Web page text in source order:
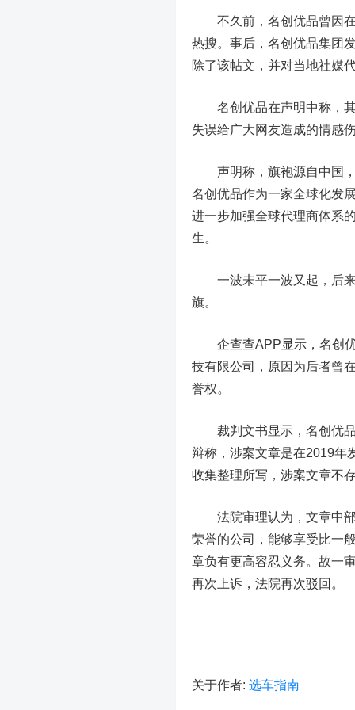
不久前，名创优品曾因在
热搜。事后，名创优品集团
除了该帖文，并对当地社媒
名创优品在声明中称，其
失误给广大网友造成的情感
声明称，旗袍源自中国，
名创优品作为一家全球化发
进一步加强全球代理商体系
生。
一波未平一波又起，后来
旗。
企查查APP显示，名创优
技有限公司，原因为后者曾
誉权。
裁判文书显示，名创优品
辩称，涉案文章是在2019年
收集整理所写，涉案文章不
法院审理认为，文章中部
荣誉的公司，能够享受比一
章负有更高容忍义务。故一
再次上诉，法院再次驳回。
关于作者: 选车指南